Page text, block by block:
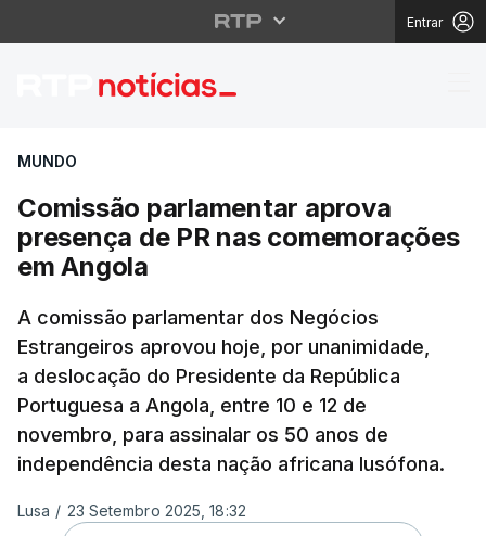
Entrar
Comissão
MUNDO
Comissão parlamentar aprova
presença de PR nas comemorações
em Angola
A comissão parlamentar dos Negócios
Estrangeiros aprovou hoje, por unanimidade,
a deslocação do Presidente da República
Portuguesa a Angola, entre 10 e 12 de
novembro, para assinalar os 50 anos de
independência desta nação africana lusófona.
Lusa / 23 Setembro 2025, 18:32